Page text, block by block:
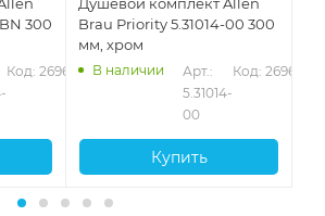
300
Код: 26964
Душевой комплект Allen
Brau Priority 5.31014-00 300
мм, хром
В наличии
Арт.:
5.31014-
00
Код: 26962
Купить